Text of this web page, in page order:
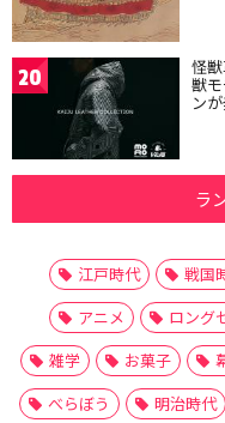
20 怪
獣
ン
ラ
江戸時代 戦国
アニメ
ロング
雑学
お菓子
べらぼう
明治時代